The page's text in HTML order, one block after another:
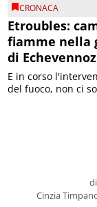
CRONACA
Etroubles:
fiamme nella
di Echevennoz
di
Cinzia
E in corso
del fuoco, non ci